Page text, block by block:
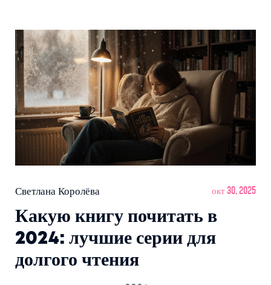
Светлана Королёва окт 30, 2025
Какую книгу почитать в
2024: лучшие серии для
долгого чтения